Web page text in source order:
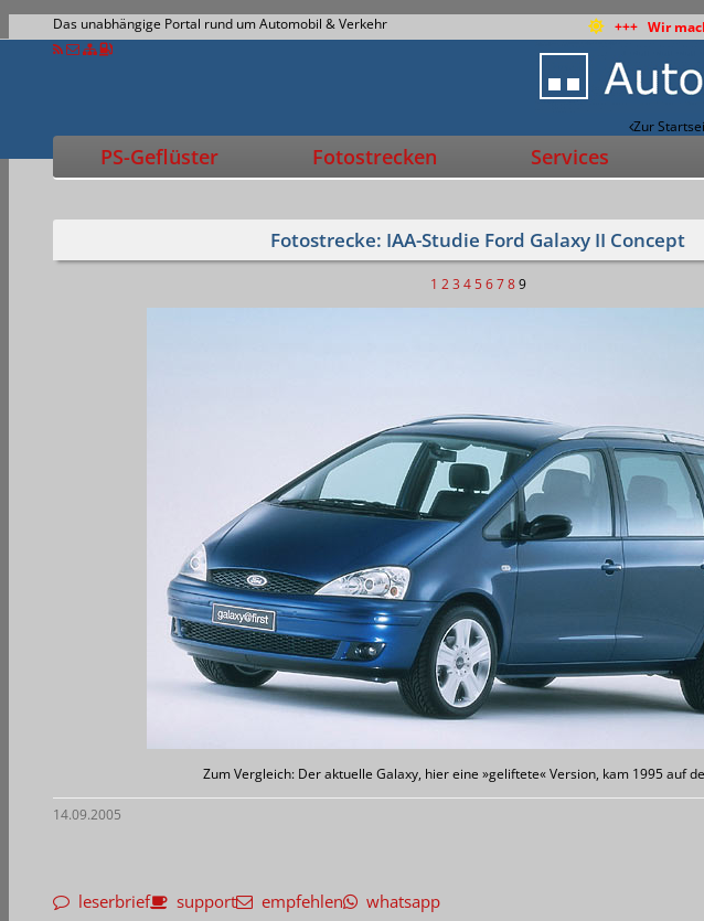
Das unabhängige Portal rund um Automobil & Verkehr +++ Wir
Zur
PS-Geflüster Fotostrecken Services
Fotostrecke: IAA-Studie Ford Galaxy II Concept
1 2 3 4 5 6 7 8 9
Zum Vergleich: Der aktuelle Galaxy, hier eine »geliftete« Version, kam 1995 auf
14.09.2005
leserbrief support empfehlen whatsapp